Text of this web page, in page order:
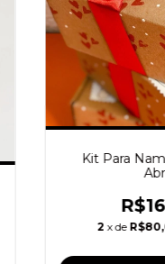
Kit Para
2 x de